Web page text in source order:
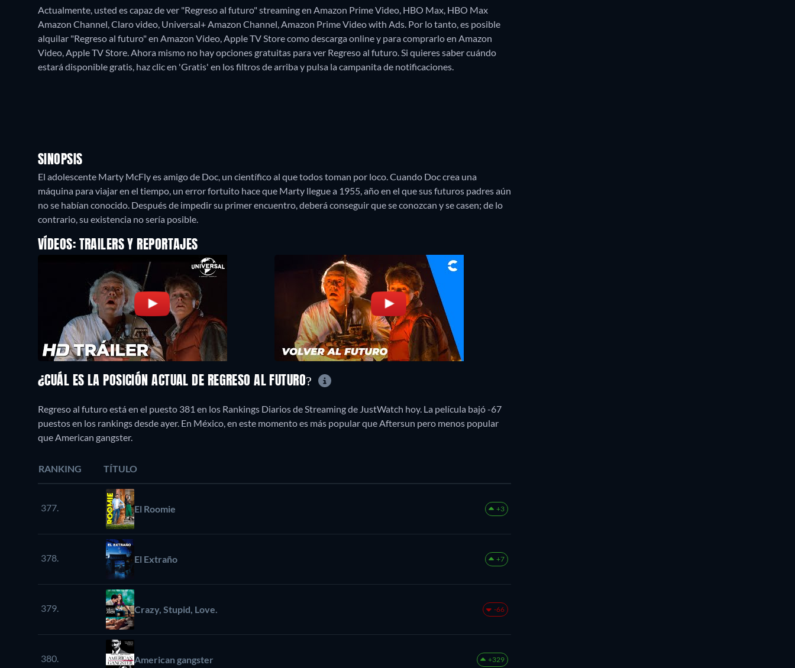
Actualmente, usted es capaz de ver "Regreso al futuro" streaming en Amazon Prime Video, HBO Max, HBO Max
Amazon Channel, Claro video, Universal+ Amazon Channel, Amazon Prime Video with Ads. Por lo tanto, es posible
alquilar "Regreso al futuro" en Amazon Video, Apple TV Store como descarga online y para comprarlo en Amazon
Video, Apple TV Store.Ahora mismo no hay opciones gratuitas para ver Regreso al futuro. Si quieres saber cuándo
estará disponible gratis, haz clic en 'Gratis' en los filtros de arriba y pulsa la campanita de notificaciones.
SINOPSIS
El adolescente Marty McFly es amigo de Doc, un científico al que todos toman por loco. Cuando Doc crea una
máquina para viajar en el tiempo, un error fortuito hace que Marty llegue a 1955, año en el que sus futuros padres aún
no se habían conocido. Después de impedir su primer encuentro, deberá conseguir que se conozcan y se casen; de lo
contrario, su existencia no sería posible.
VÍDEOS: TRAILERS Y REPORTAJES
¿CUÁL ES LA POSICIÓN ACTUAL DE REGRESO AL FUTURO?
Regreso al futuro está en el puesto 381 en los Rankings Diarios de Streaming de JustWatch hoy. La película bajó -67
puestos en los rankings desde ayer. En México, en este momento es más popular que Aftersun pero menos popular
que American gangster.
RANKING TÍTULO
377. El Roomie +3
378. El Extraño +7
379. Crazy, Stupid, Love. -66
380. American gangster +329